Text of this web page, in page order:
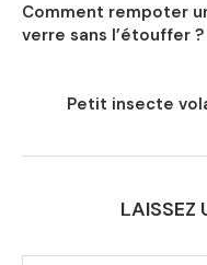
Comment rempoter
verre sans l’étouffer ?
Petit insecte
LAISSEZ